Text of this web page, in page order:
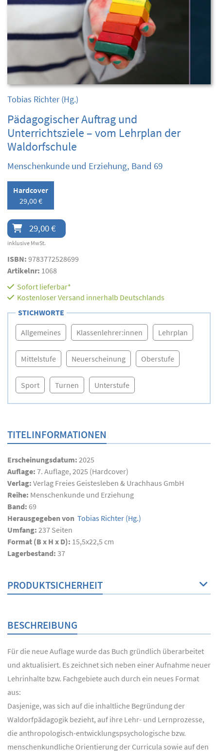
Tobias Richter(Hg.)
Pädagogischer Auftrag und
Unterrichtsziele – vom Lehrplan der
Waldorfschule
Menschenkunde und Erziehung, Band 69
Hardcover
29,00 €
29,00 €
inklusive MwSt.
ISBN: 9783772528699
Artikelnr: 1068
Sofort lieferbar*
Kostenloser Versand innerhalb Deutschlands
STICHWORTE
Allgemeines Klassenlehrer:innen Lehrplan
Mittelstufe Neuerscheinung Oberstufe
Sport Turnen Unterstufe
TITELINFORMATIONEN
Erscheinungsdatum: 2025
Auflage: 7. Auflage, 2025 (Hardcover)
Verlag: Verlag Freies Geistesleben & Urachhaus GmbH
Reihe: Menschenkunde und Erziehung
Band: 69
Herausgegeben von Tobias Richter (Hg.)
Umfang: 237 Seiten
Format (B x H x D): 15,5x22,5 cm
Lagerbestand: 37
PRODUKTSICHERHEIT
BESCHREIBUNG
Für die neue Auflage wurde das Buch gründlich überarbeitet
und aktualisiert. Es zeichnet sich neben einer Aufnahme neuer
Lehrinhalte bzw. Fachgebiete auch durch ein neues Format
aus:
Dasjenige, was sich auf die inhaltliche Begründung der
Waldorfpädagogik bezieht, auf ihre Lehr- und Lernprozesse,
die anthropologisch-entwicklungspsychologische bzw.
menschenkundliche Orientierung der Curricula sowie auf den